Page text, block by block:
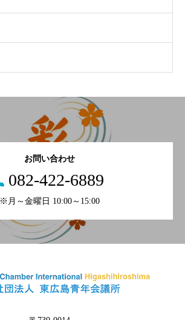
お問い合わせ
082-422-6889
※月～金曜日 10:00～15:00